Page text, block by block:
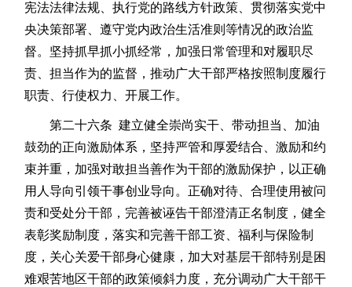
宪法法律法规、执行党的路线方针政策、贯彻落实党中
央决策部署、遵守党内政治生活准则等情况的政治监
督。坚持抓早抓小抓经常，加强日常管理和对履职尽
责、担当作为的监督，推动广大干部严格按照制度履行
职责、行使权力、开展工作。
第二十六条 建立健全崇尚实干、带动担当、加油
鼓劲的正向激励体系，坚持严管和厚爱结合、激励和约
束并重，加强对敢担当善作为干部的激励保护，以正确
用人导向引领干事创业导向。正确对待、合理使用被问
责和受处分干部，完善被诬告干部澄清正名制度，健全
表彰奖励制度，落实和完善干部工资、福利与保险制
度，关心关爱干部身心健康，加大对基层干部特别是困
难艰苦地区干部的政策倾斜力度，充分调动广大干部干